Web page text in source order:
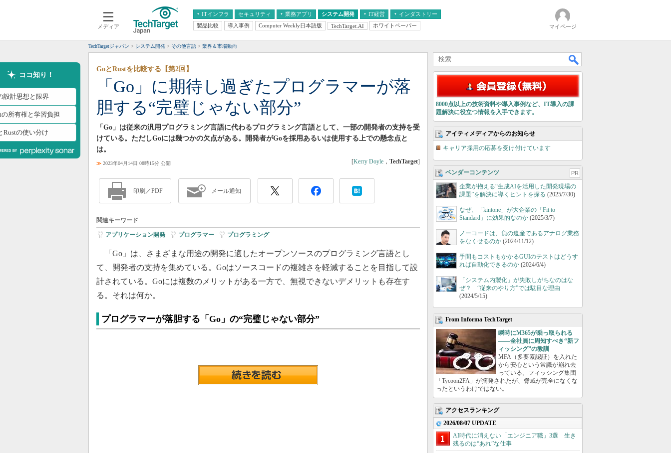
メディア
ITインフラ
クラウド
スマートモバイル
ネットワーク
システム運用管理
セキュリティ 業務アプリ
エンタープライズAI
ERP
CX
情報系システム
システム開発 IT経営
経営とIT
インダストリー
医療IT
製品比較 導入事例 Computer Weekly日本語版 TechTarget.AI ホワイトペーパー マイページ
TechTargetジャパン システム開発 その他言語 業界＆市場動向
ココ知り！
設計思想と限界
の所有権と学習負担
Rustの使い分け
「Go」に期待し過ぎたプログラマーが落
胆する“完璧じゃない部分”
GoとRustを比較する【第2回】
「Go」は従来の汎用プログラミング言語に代わるプログラミング言語として、一部の開発者の支持を受
けている。ただしGoには幾つかの欠点がある。開発者がGoを採用あるいは使用する上での懸念点と
は。
≫ 2023年04月14日 08時15分 公開 [Kerry Doyle ， TechTarget]
印刷／PDF メール通知
関連キーワード
アプリケーション開発 プログラマー プログラミング
「Go」は、さまざまな用途の開発に適したオープンソースのプログラミング言語とし
て、開発者の支持を集めている。Goはソースコードの複雑さを軽減することを目指して設
計されている。Goには複数のメリットがある一方で、無視できないデメリットも存在す
る。それは何か。
プログラマーが落胆する「Go」の“完璧じゃない部分”
8000点以上の技術資料や導入事例など、IT導入の課
題解決に役立つ情報を入手できます。
アイティメディアからのお知らせ
キャリア採用の応募を受け付けています
ベンダーコンテンツ PR
企業が抱える“生成AIを活用した開発現場の
課題”を解決に導くヒントを探る (2025/7/30)
なぜ、「kintone」が大企業の「Fit to
Standard」に効果的なのか (2025/3/7)
ノーコードは、負の遺産であるアナログ業務
をなくせるのか (2024/11/12)
手間もコストもかかるGUIのテストはどうす
れば自動化できるのか (2024/6/4)
「システム内製化」が失敗しがちなのはな
ぜ？ “従来のやり方”では駄目な理由
(2024/5/15)
From Informa TechTarget
瞬時にM365が乗っ取られる
――全社員に周知すべき“新フ
ィッシング”の教訓
MFA（多要素認証）を入れた
から安心という常識が崩れ去
っている。フィッシング集団
「Tycoon2FA」が摘発されたが、脅威が完全になくな
ったというわけではない。
アクセスランキング
2026/08/07 UPDATE
AI時代に消えない「エンジニア職」3選 生き
残るのは“あれ”な仕事